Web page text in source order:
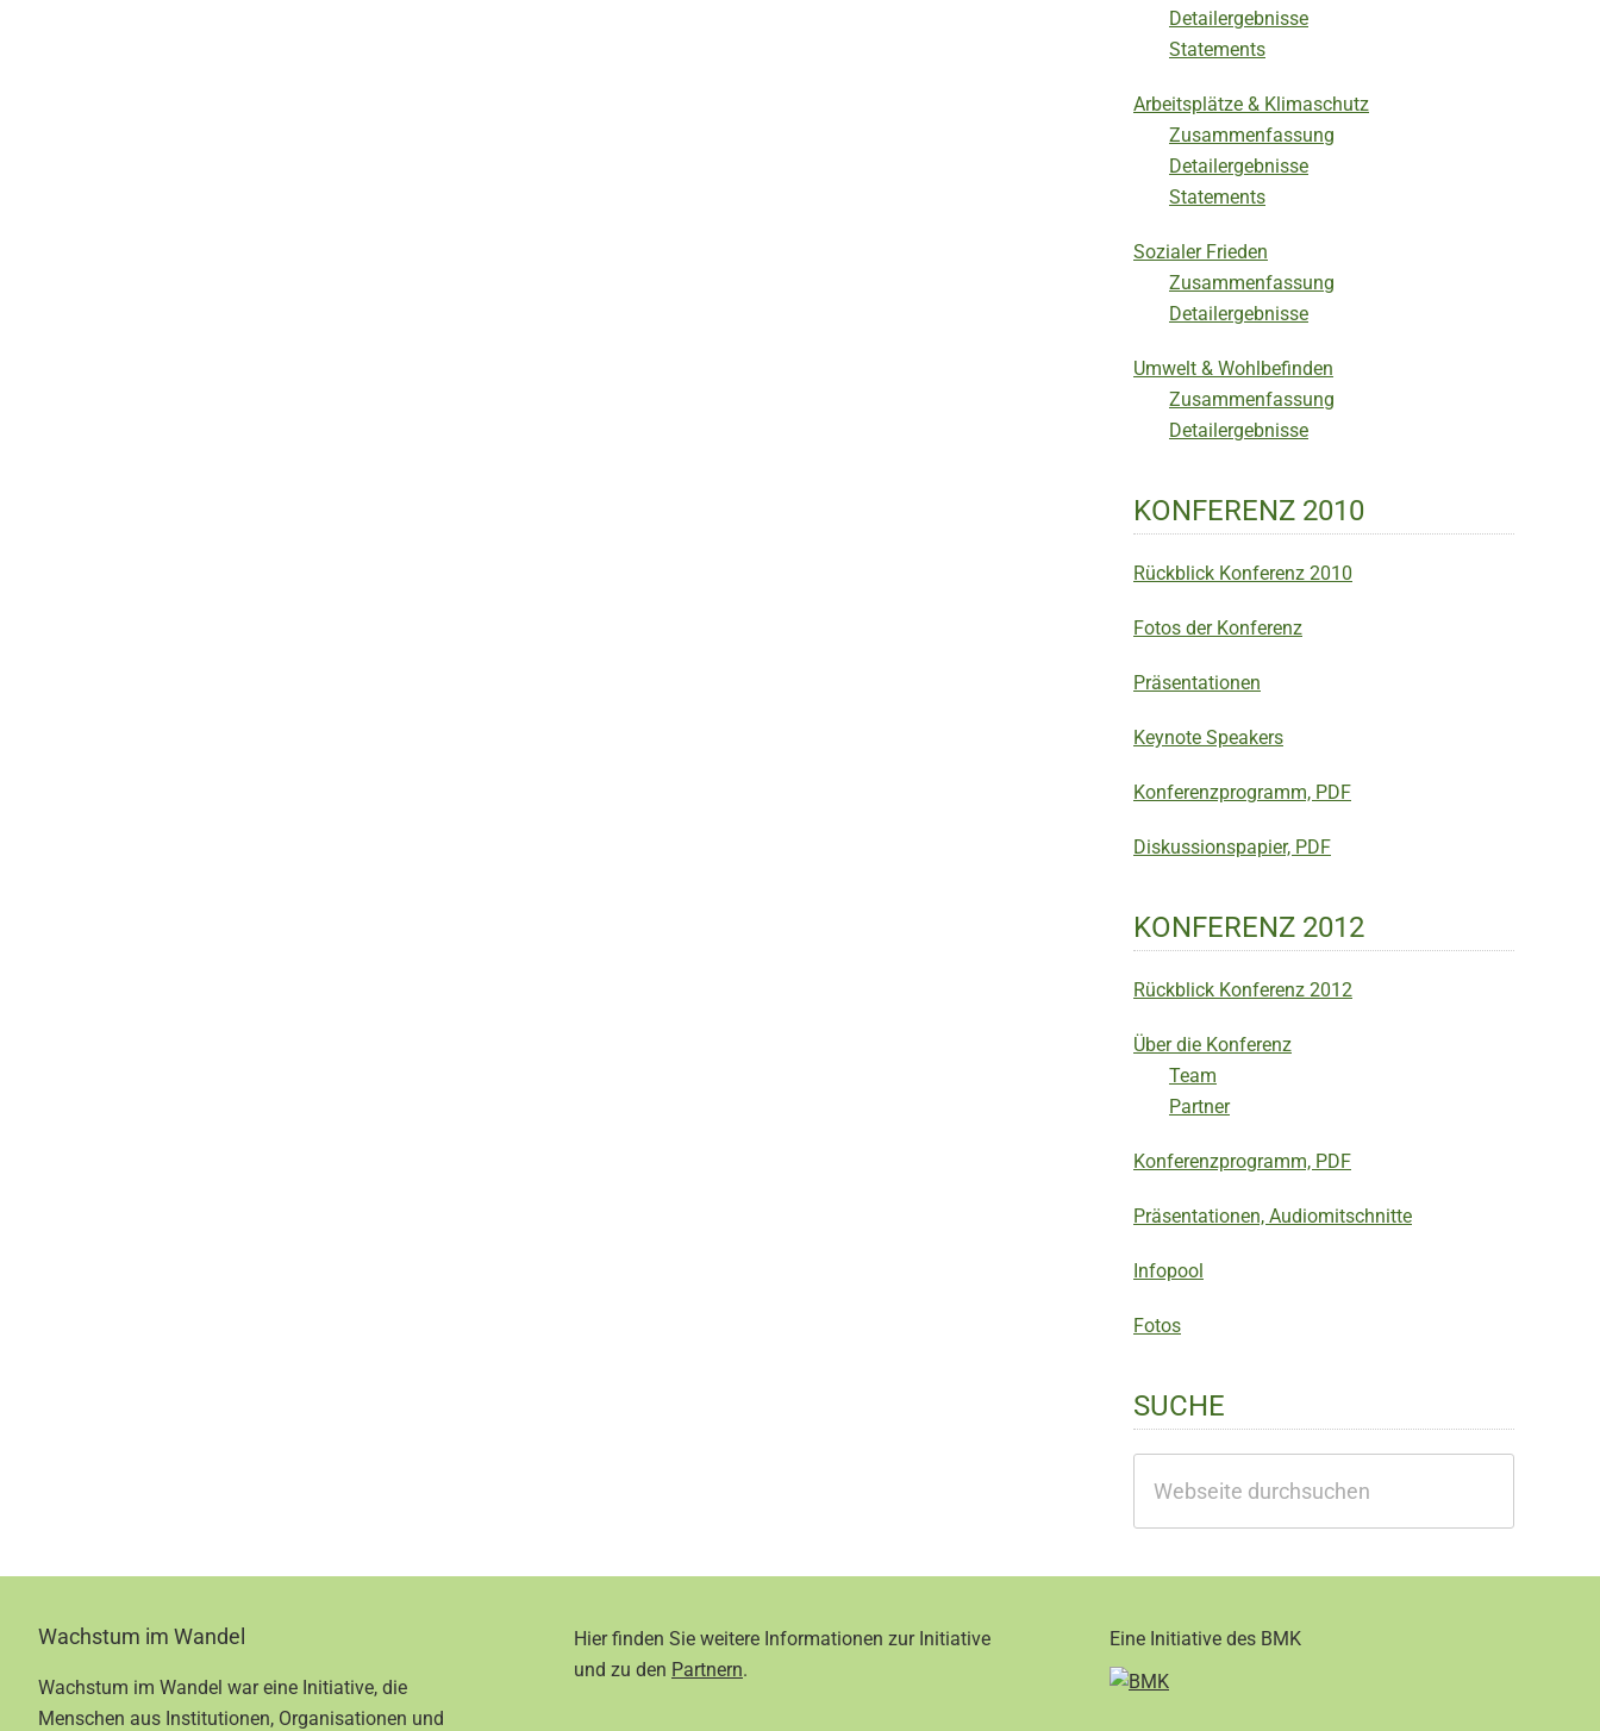
Detailergebnisse
Statements
Arbeitsplätze & Klimaschutz
Zusammenfassung
Detailergebnisse
Statements
Sozialer Frieden
Zusammenfassung
Detailergebnisse
Umwelt & Wohlbefinden
Zusammenfassung
Detailergebnisse
KONFERENZ 2010
Rückblick Konferenz 2010
Fotos der Konferenz
Präsentationen
Keynote Speakers
Konferenzprogramm, PDF
Diskussionspapier, PDF
KONFERENZ 2012
Rückblick Konferenz 2012
Über die Konferenz
Team
Partner
Konferenzprogramm, PDF
Präsentationen, Audiomitschnitte
Infopool
Fotos
SUCHE
durchsuchen
FooterWachstum im Wandel
Wachstum im Wandel war eine Initiative, die
Menschen aus Institutionen, Organisationen und
Hier finden Sie weitere Informationen zur Initiative
und zu den Partnern.
Eine Initiative des BMK